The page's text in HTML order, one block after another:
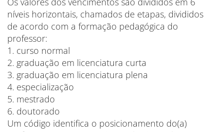
níveis horizontais, chamados de etapas, divididos
de acordo com a formação pedagógica do
professor:
1. curso normal
2. graduação em licenciatura curta
3. graduação em licenciatura plena
4. especialização
5. mestrado
6. doutorado
Um código identifica o posicionamento do(a)